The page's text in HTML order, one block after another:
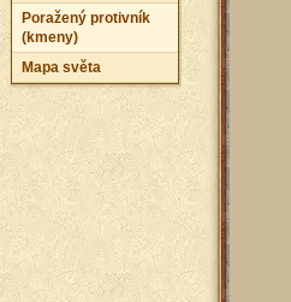
Poražený protivník
(kmeny)
Mapa světa